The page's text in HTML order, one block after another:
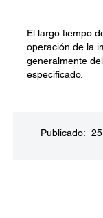
El largo tiempo
operación de la
generalmente
especificado.
Publicado: